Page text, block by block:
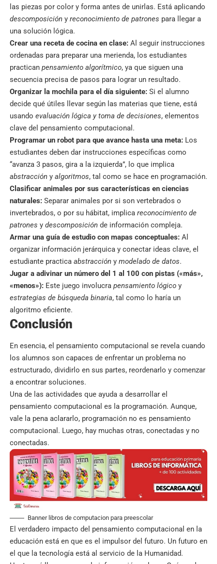
las piezas por color y forma antes de unirlas. Está aplicando
descomposición y reconocimiento de patrones para llegar a
una solución lógica.
Crear una receta de cocina en clase: Al seguir instrucciones
ordenadas para preparar una merienda, los estudiantes
practican pensamiento algorítmico, ya que siguen una
secuencia precisa de pasos para lograr un resultado.
Organizar la mochila para el día siguiente: Si el alumno
decide qué útiles llevar según las materias que tiene, está
usando evaluación lógica y toma de decisiones, elementos
clave del pensamiento computacional.
Programar un robot para que avance hasta una meta: Los
estudiantes deben dar instrucciones específicas como
“avanza 3 pasos, gira a la izquierda”, lo que implica
abstracción y algoritmos, tal como se hace en programación.
Clasificar animales por sus características en ciencias
naturales: Separar animales por si son vertebrados o
invertebrados, o por su hábitat, implica reconocimiento de
patrones y descomposición de información compleja.
Armar una guía de estudio con mapas conceptuales: Al
organizar información jerárquica y conectar ideas clave, el
estudiante practica abstracción y modelado de datos.
Jugar a adivinar un número del 1 al 100 con pistas («más»,
«menos»): Este juego involucra pensamiento lógico y
estrategias de búsqueda binaria, tal como lo haría un
algoritmo eficiente.
Conclusión
En esencia, el pensamiento computacional se revela cuando
los alumnos son capaces de enfrentar un problema no
estructurado, dividirlo en sus partes, reordenarlo y comenzar
a encontrar soluciones.
Una de las actividades que ayuda a desarrollar el
pensamiento computacional es la programación. Aunque,
vale la pena aclararlo, programación no es pensamiento
computacional. Luego, hay muchas otras, conectadas y no
conectadas.
Banner libros de computacion para preescolar
El verdadero impacto del pensamiento computacional en la
educación está en que es el impulsor del futuro. Un futuro en
el que la tecnología está al servicio de la Humanidad.